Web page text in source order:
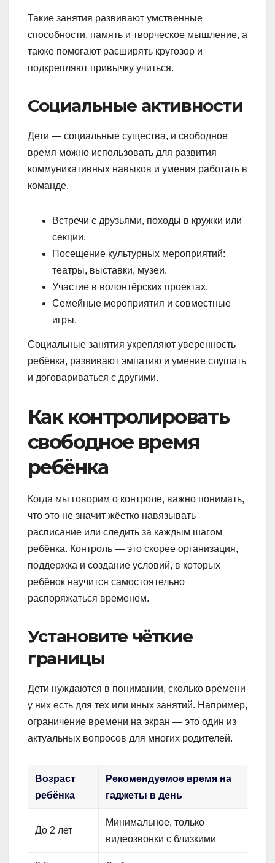
Такие занятия развивают умственные
способности, память и творческое мышление, а
также помогают расширять кругозор и
подкрепляют привычку учиться.
Социальные активности
Дети — социальные существа, и свободное
время можно использовать для развития
коммуникативных навыков и умения работать в
команде.
Встречи с друзьями, походы в кружки или
секции.
Посещение культурных мероприятий:
театры, выставки, музеи.
Участие в волонтёрских проектах.
Семейные мероприятия и совместные
игры.
Социальные занятия укрепляют уверенность
ребёнка, развивают эмпатию и умение слушать
и договариваться с другими.
Как контролировать
свободное время
ребёнка
Когда мы говорим о контроле, важно понимать,
что это не значит жёстко навязывать
расписание или следить за каждым шагом
ребёнка. Контроль — это скорее организация,
поддержка и создание условий, в которых
ребёнок научится самостоятельно
распоряжаться временем.
Установите чёткие
границы
Дети нуждаются в понимании, сколько времени
у них есть для тех или иных занятий. Например,
ограничение времени на экран — это один из
актуальных вопросов для многих родителей.
Возраст
ребёнка
Рекомендуемое время на
гаджеты в день
До 2 лет
Минимальное, только
видеозвонки с близкими